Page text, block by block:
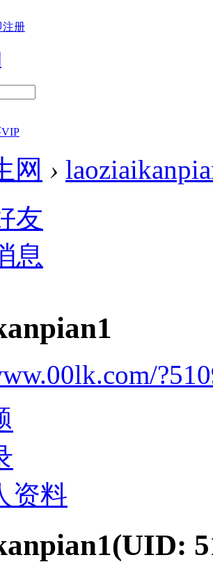
注册
网 ›
友
息
资料
(UID: